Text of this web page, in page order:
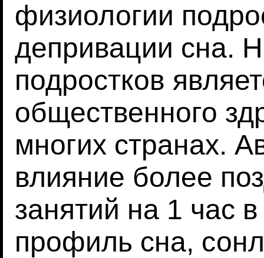
физиологии
депривации сна.
подростков
общественного
многих странах.
влияние более
занятий на 1 час
профиль сна,